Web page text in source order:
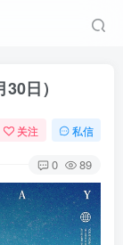
日）
关注 私信
0 89